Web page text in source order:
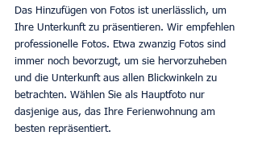
Das Hinzufügen von Fotos ist unerlässlich, um
Ihre Unterkunft zu präsentieren. Wir empfehlen
professionelle Fotos. Etwa zwanzig Fotos sind
immer noch bevorzugt, um sie hervorzuheben
und die Unterkunft aus allen Blickwinkeln zu
betrachten. Wählen Sie als Hauptfoto nur
dasjenige aus, das Ihre Ferienwohnung am
besten repräsentiert.